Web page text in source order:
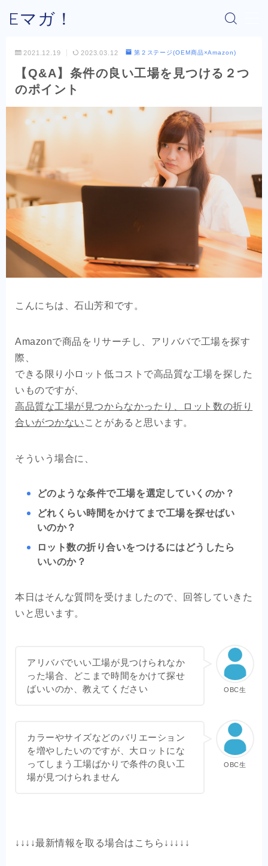
Eマガ！
Eマガ！とは？
最新コラム
公式メルマガ
OEM商品×Amazon
OEM商品×Yahoo!
OEM商品×楽天
OEM商品×自社EC
クライアントの声
お問い合わせ
2021.12.19 2023.03.12 第２ステージ(OEM商品×Amazon)
【Q&A】条件の良い工場を見つける２つ
のポイント
こんにちは、石山芳和です。
Amazonで商品をリサーチし、アリババで工場を探す
際、
できる限り小ロット低コストで高品質な工場を探した
いものですが、
高品質な工場が見つからなかったり、ロット数の折り
合いがつかない ことがあると思います。
そういう場合に、
どのような条件で工場を選定していくのか？
どれくらい時間をかけてまで工場を探せばい
いのか？
ロット数の折り合いをつけるにはどうしたら
いいのか？
本日はそんな質問を受けましたので、回答していきた
いと思います。
OBC生
アリババでいい工場が見つけられなか
った場合、どこまで時間をかけて探せ
ばいいのか、教えてください
OBC生
カラーやサイズなどのバリエーション
を増やしたいのですが、大ロットにな
ってしまう工場ばかりで条件の良い工
場が見つけられません
↓↓↓↓最新情報を取る場合はこちら↓↓↓↓↓